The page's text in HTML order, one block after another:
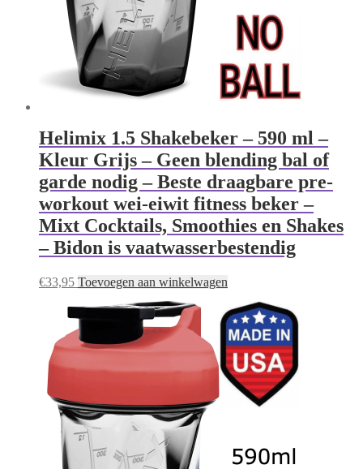
Helimix 1.5 Shakebeker – 590 ml –
Kleur Grijs – Geen blending bal of
garde nodig – Beste draagbare pre-
workout wei-eiwit fitness beker –
Mixt Cocktails, Smoothies en Shakes
– Bidon is vaatwasserbestendig
€33,95 Toevoegen aan winkelwagen